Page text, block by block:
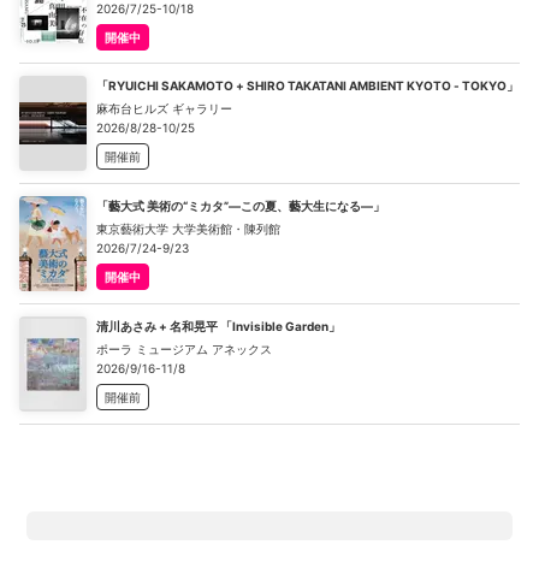
2026/7/25-10/18
開催中
「RYUICHI SAKAMOTO + SHIRO TAKATANI AMBIENT KYOTO - TOKYO」
麻布台ヒルズ ギャラリー
2026/8/28-10/25
開催前
「藝大式 美術の“ミカタ”―この夏、藝大生になる―」
東京藝術大学 大学美術館・陳列館
2026/7/24-9/23
開催中
清川あさみ + 名和晃平 「Invisible Garden」
ポーラ ミュージアム アネックス
2026/9/16-11/8
開催前